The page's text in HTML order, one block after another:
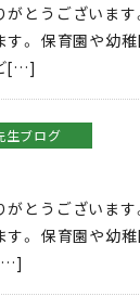
とうございます
。 保育園や幼稚
[…]
生ブログ
とうございます
。 保育園や幼稚